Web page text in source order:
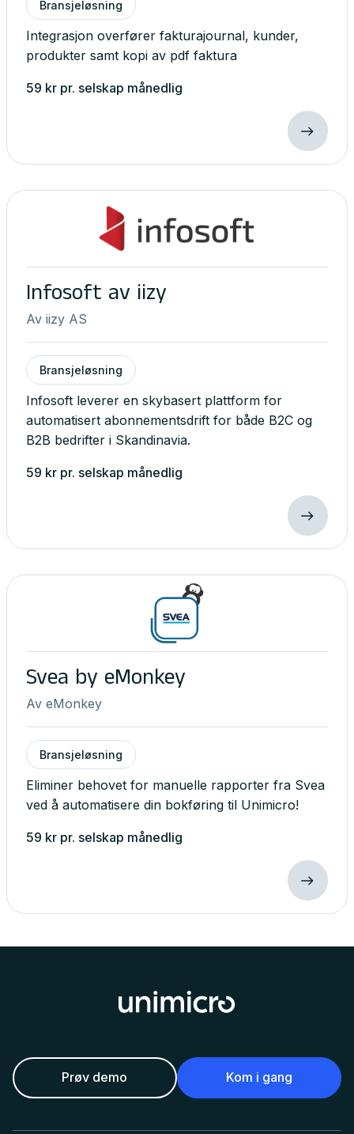
Bransjeløsning
Integrasjon overfører fakturajournal, kunder,
produkter samt kopi av pdf faktura
59 kr pr. selskap månedlig
Infosoft av iizy
Av iizy AS
Bransjeløsning
Infosoft leverer en skybasert plattform for
automatisert abonnementsdrift for både B2C og
B2B bedrifter i Skandinavia.
59 kr pr. selskap månedlig
Svea by eMonkey
Av eMonkey
Bransjeløsning
Eliminer behovet for manuelle rapporter fra Svea
ved å automatisere din bokføring til Unimicro!
59 kr pr. selskap månedlig
Prøv demo Kom i gang